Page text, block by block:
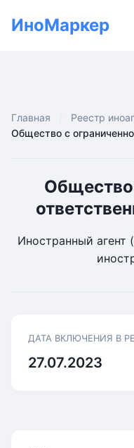
ИноМаркер
Главная
Реестр
Общество с
Общество
Иностранный
ДАТА ВКЛЮЧЕНИЯ В
27.07.2023